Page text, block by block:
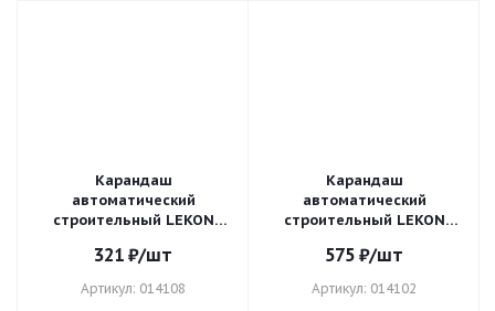
Карандаш
автоматический
строительный LEKON
станцией стержень 2,8мм
Черный 014108
321 ₽/шт
Артикул: 014108
Карандаш
автоматический
строительный LEKON
станцией стержень 2,8мм
014102
575 ₽/шт
Артикул: 014102